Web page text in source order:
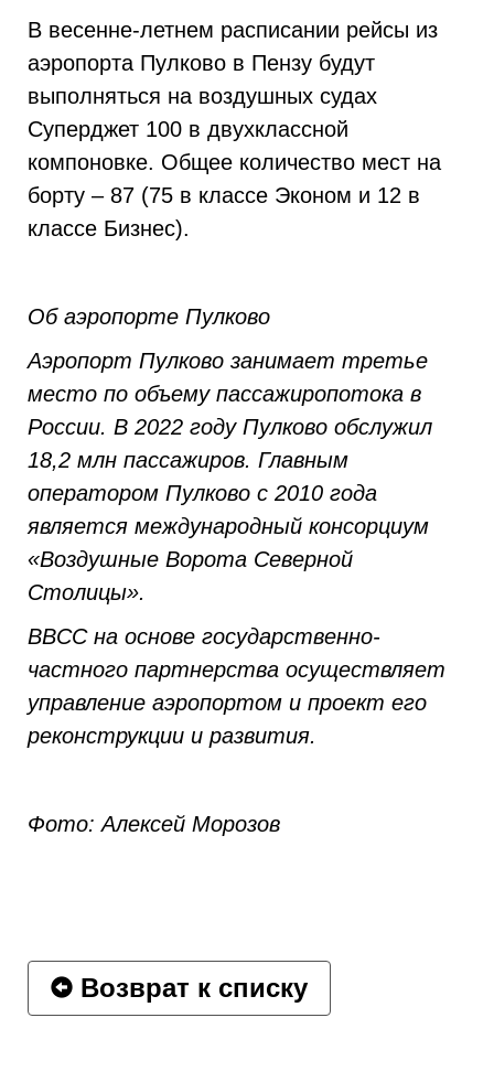
В весенне-летнем расписании рейсы из
аэропорта Пулково в Пензу будут
выполняться на воздушных судах
Суперджет 100 в двухклассной
компоновке. Общее количество мест на
борту – 87 (75 в классе Эконом и 12 в
классе Бизнес).
Об аэропорте Пулково
Аэропорт Пулково занимает третье
место по объему пассажиропотока в
России. В 2022 году Пулково обслужил
18,2 млн пассажиров. Главным
оператором Пулково с 2010 года
является международный консорциум
«Воздушные Ворота Северной
Столицы».
ВВСС на основе государственно-
частного партнерства осуществляет
управление аэропортом и проект его
реконструкции и развития.
Фото: Алексей Морозов
Возврат к списку